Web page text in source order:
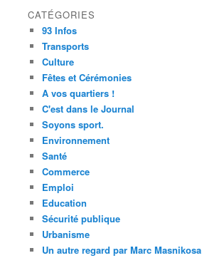
CATÉGORIES
93 Infos
Transports
Culture
Fêtes et Cérémonies
A vos quartiers !
C'est dans le Journal
Soyons sport.
Environnement
Santé
Commerce
Emploi
Education
Sécurité publique
Urbanisme
Un autre regard par Marc Masnikosa